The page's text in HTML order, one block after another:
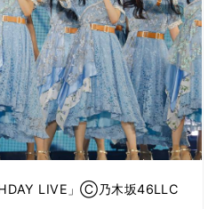
LIVE」Ⓒ乃木坂46LLC